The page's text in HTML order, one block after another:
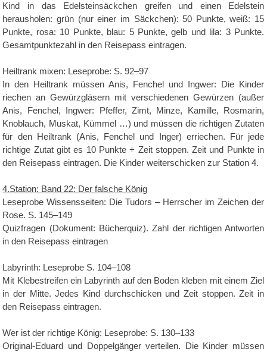
Kind in das Edelsteinsäckchen greifen und einen Edelstein
herausholen: grün (nur einer im Säckchen): 50 Punkte, weiß: 15
Punkte, rosa: 10 Punkte, blau: 5 Punkte, gelb und lila: 3 Punkte.
Gesamtpunktezahl in den Reisepass eintragen.
Heiltrank mixen: Leseprobe: S. 92–97
In den Heiltrank müssen Anis, Fenchel und Ingwer: Die Kinder
riechen an Gewürzgläsern mit verschiedenen Gewürzen (außer
Anis, Fenchel, Ingwer: Pfeffer, Zimt, Minze, Kamille, Rosmarin,
Knoblauch, Muskat, Kümmel …) und müssen die richtigen Zutaten
für den Heiltrank (Anis, Fenchel und Inger) erriechen. Für jede
richtige Zutat gibt es 10 Punkte + Zeit stoppen. Zeit und Punkte in
den Reisepass eintragen. Die Kinder weiterschicken zur Station 4.
4.Station: Band 22: Der falsche König
Leseprobe Wissensseiten: Die Tudors – Herrscher im Zeichen der
Rose. S. 145–149
Quizfragen (Dokument: Bücherquiz). Zahl der richtigen Antworten
in den Reisepass eintragen
Labyrinth: Leseprobe S. 104–108
Mit Klebestreifen ein Labyrinth auf den Boden kleben mit einem Ziel
in der Mitte. Jedes Kind durchschicken und Zeit stoppen. Zeit in
den Reisepass eintragen.
Wer ist der richtige König: Leseprobe: S. 130–133
Original-Eduard und Doppelgänger verteilen. Die Kinder müssen